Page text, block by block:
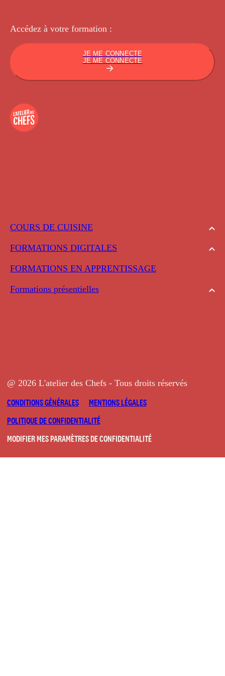
COURS DE CUISINE
FORMATIONS DIGITALES
FORMATIONS EN APPRENTISSAGE
Formations présentielles
Accédez à votre formation :
JE ME CONNECTE
JE ME CONNECTE
@ 2026 L'atelier des Chefs - Tous droits réservés
CONDITIONS GÉNÉRALES
MENTIONS LÉGALES
POLITIQUE DE CONFIDENTIALITÉ
MODIFIER MES PARAMÈTRES DE CONFIDENTIALITÉ